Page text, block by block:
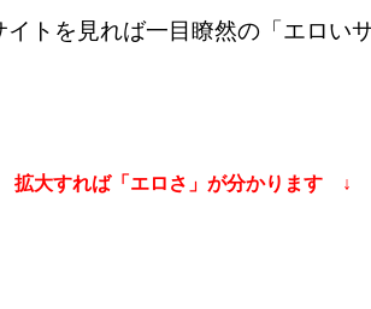
イトを見れば一目瞭然の「エロい
拡大すれば「エロさ」が分かります ↓